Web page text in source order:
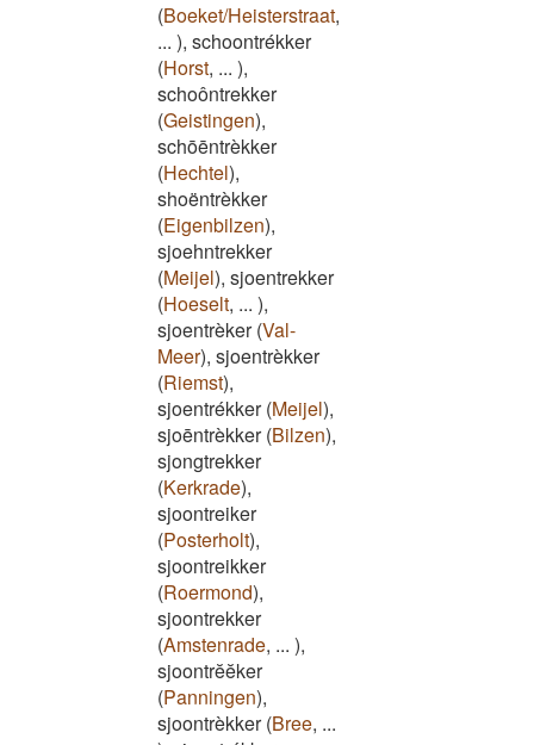
(Boeket/Heisterstraat,
... ), schoontrékker
(Horst, ... ),
schoôntrekker
(Geistingen),
schōēntrèkker
(Hechtel),
shoëntrèkker
(Eigenbilzen),
sjoehntrekker
(Meijel), sjoentrekker
(Hoeselt, ... ),
sjoentrèker(Val-
Meer), sjoentrèkker
(Riemst),
sjoentrékker(Meijel),
sjoēntrèkker(Bilzen),
sjongtrekker
(Kerkrade),
sjoontreiker
(Posterholt),
sjoontreikker
(Roermond),
sjoontrekker
(Amstenrade, ... ),
sjoontrĕĕker
(Panningen),
sjoontrèkker(Bree, ...